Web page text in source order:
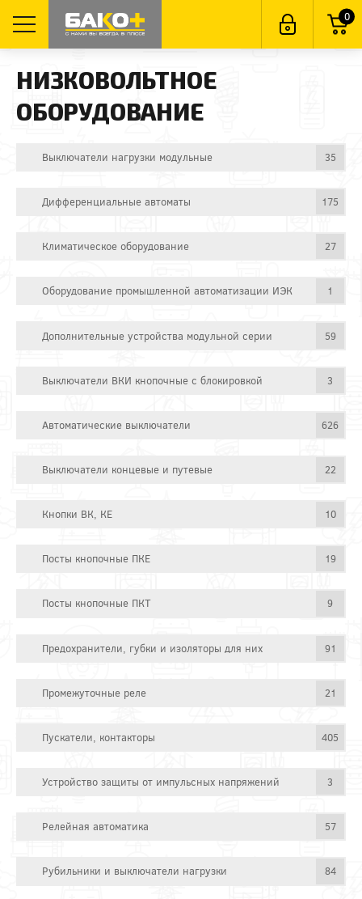
0
НИЗКОВОЛЬТНОЕ
ОБОРУДОВАНИЕ
Выключатели нагрузки модульные 35
Дифференциальные автоматы 175
Климатическое оборудование 27
Оборудование промышленной автоматизации ИЭК 1
Дополнительные устройства модульной серии 59
Выключатели ВКИ кнопочные с блокировкой 3
Автоматические выключатели 626
Выключатели концевые и путевые 22
Кнопки ВК, КЕ 10
Посты кнопочные ПКЕ 19
Посты кнопочные ПКТ 9
Предохранители, губки и изоляторы для них 91
Промежуточные реле 21
Пускатели, контакторы 405
Устройство защиты от импульсных напряжений 3
Релейная автоматика 57
Рубильники и выключатели нагрузки 84